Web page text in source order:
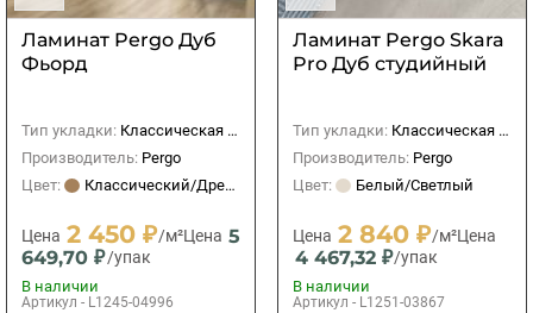
Ламинат Pergo Дуб
Фьорд
Тип укладки: Классическая (прямая)
Производитель: Pergo
Цвет:
Классический/Древесный
Цена 2 450 ₽/м²Цена 5
649,70 ₽/упак
В наличии
Артикул - L1245-04996
Ламинат Pergo Skara
Pro Дуб студийный
Тип укладки: Классическая (прямая)
Производитель: Pergo
Цвет:
Белый/Светлый
Цена 2 840 ₽/м²Цена
4 467,32 ₽/упак
В наличии
Артикул - L1251-03867